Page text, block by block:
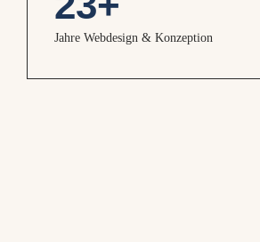
Jahre Webdesign & Konzeption